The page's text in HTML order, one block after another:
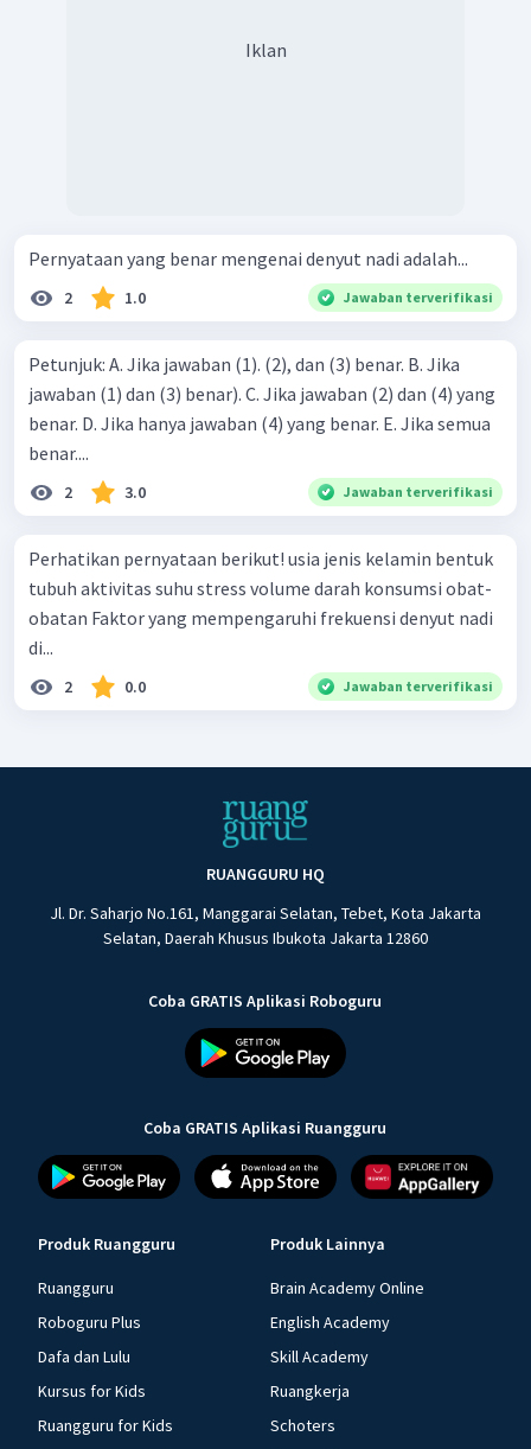
Iklan
Pernyataan yang benar mengenai denyut nadi adalah...
2 1.0 Jawaban terverifikasi
Petunjuk: A. Jika jawaban (1). (2), dan (3) benar. B. Jika
jawaban (1) dan (3) benar). C. Jika jawaban (2) dan (4) yang
benar. D. Jika hanya jawaban (4) yang benar. E. Jika semua
benar....
2 3.0 Jawaban terverifikasi
Perhatikan pernyataan berikut! usia jenis kelamin bentuk
tubuh aktivitas suhu stress volume darah konsumsi obat-
obatan Faktor yang mempengaruhi frekuensi denyut nadi
di...
2 0.0 Jawaban terverifikasi
RUANGGURU HQ
Jl. Dr. Saharjo No.161, Manggarai Selatan, Tebet, Kota Jakarta
Selatan, Daerah Khusus Ibukota Jakarta 12860
Coba GRATIS Aplikasi Roboguru
Coba GRATIS Aplikasi Ruangguru
Produk Ruangguru
Ruangguru
Roboguru Plus
Dafa dan Lulu
Kursus for Kids
Ruangguru for Kids
Produk Lainnya
Brain Academy Online
English Academy
Skill Academy
Ruangkerja
Schoters